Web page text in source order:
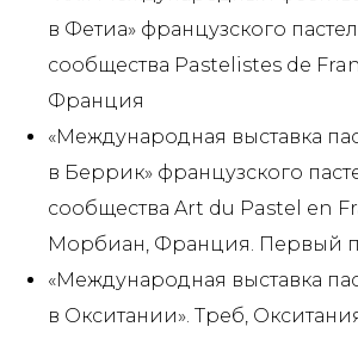
в Фетиа» французского
сообщества Pastelistes de
Франция
«Международная выставка
в Беррик» французского
сообщества Art du Pastel en
Морбиан, Франция. Первый
«Международная выставка
в Окситании». Треб,